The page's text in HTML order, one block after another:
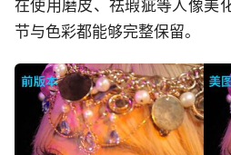
在使用磨皮、祛瑕疵等人像美
节与色彩都能够完整保留。